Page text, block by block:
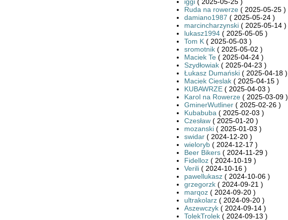
Ruda na rowerze( 2025-05-25 )
damiano1987 ( 2025-05-24 )
marcincharzynski( 2025-05-14 )
lukasz1994( 2025-05-05 )
Tom K( 2025-05-03 )
sromotnik( 2025-05-02 )
Maciek Te( 2025-04-24 )
Szydłowiak( 2025-04-23 )
Łukasz Dumański( 2025-04-18 )
Maciek Cieslak( 2025-04-15 )
KUBAWRZE( 2025-04-03 )
Karol na Rowerze ( 2025-03-09 )
GminerWutliner( 2025-02-26 )
Kubabuba ( 2025-02-03 )
Czesław( 2025-01-20 )
mozanski( 2025-01-03 )
swidar( 2024-12-20 )
wieloryb( 2024-12-17 )
Beer Bikers( 2024-11-29 )
Fidelloz( 2024-10-19 )
Verili( 2024-10-16 )
pawellukasz( 2024-10-06 )
grzegorzk( 2024-09-21 )
marqoz( 2024-09-20 )
ultrakolarz( 2024-09-20 )
Aszewczyk( 2024-09-14 )
TolekTrolek( 2024-09-13 )